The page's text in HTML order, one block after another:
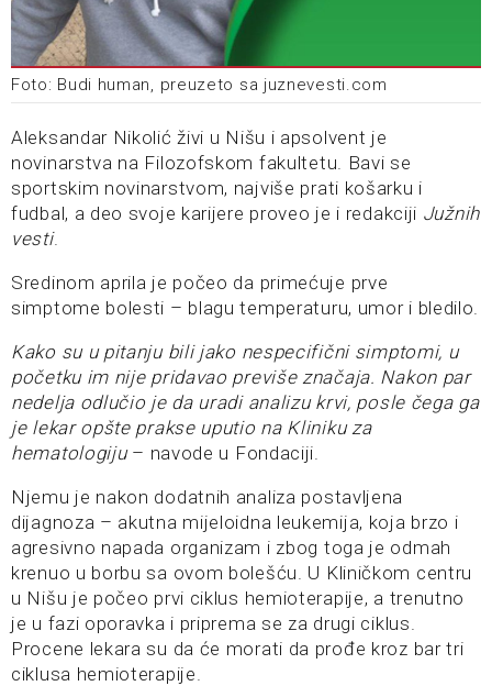
Foto: Budi human, preuzeto sa juznevesti.com
Aleksandar Nikolić živi u Nišu i apsolvent je
novinarstva na Filozofskom fakultetu. Bavi se
sportskim novinarstvom, najviše prati košarku i
fudbal, a deo svoje karijere proveo je i redakciji Južnih
vesti.
Sredinom aprila je počeo da primećuje prve
simptome bolesti – blagu temperaturu, umor i bledilo.
Kako su u pitanju bili jako nespecifični simptomi, u
početku im nije pridavao previše značaja. Nakon par
nedelja odlučio je da uradi analizu krvi, posle čega ga
je lekar opšte prakse uputio na Kliniku za
hematologiju– navode u Fondaciji.
Njemu je nakon dodatnih analiza postavljena
dijagnoza – akutna mijeloidna leukemija, koja brzo i
agresivno napada organizam i zbog toga je odmah
krenuo u borbu sa ovom bolešću. U Kliničkom centru
u Nišu je počeo prvi ciklus hemioterapije, a trenutno
je u fazi oporavka i priprema se za drugi ciklus.
Procene lekara su da će morati da prođe kroz bar tri
ciklusa hemioterapije.